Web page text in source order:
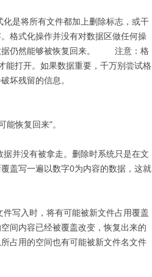
是将所有文件都加上删除标志，或干
格式化操作并没有对数据区做任何操
据仍然能够被恢复回来。 注意：格
能打开。如果数据重要，千万别尝试格
坏残留的信息。
恢复回来”。
并没有被拿走。删除时系统只是在文
盖写一遍以数字0为内容的数据，这就
写入时，将有可能被新文件占用覆盖
间内容已经被覆盖改变，恢复出来的
占用的空间也有可能被新文件名文件